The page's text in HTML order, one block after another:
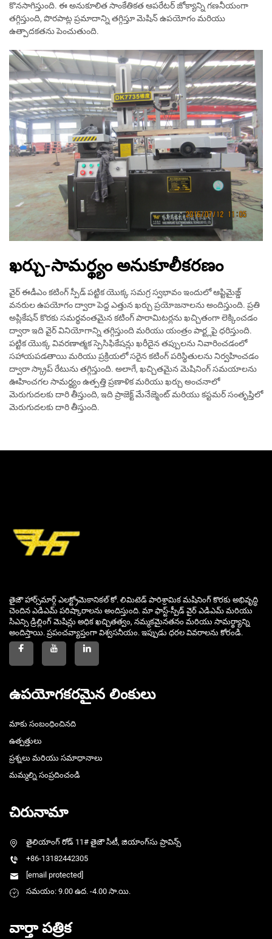
కొనసాగిస్తుంది. ఈ అనుకూలిత సాంకేతికత ఆపరేటర్ జోక్యాన్ని గణనీయంగా
తగ్గిస్తుంది, పొరపాట్ల ప్రమాదాన్ని తగ్గిస్తూ మెషిన్ ఉపయోగం మరియు
ఉత్పాదకతను పెంచుతుంది.
ఖర్చు-సామర్థ్యం అనుకూలీకరణం
వైర్ ఈడీఎం కటింగ్ స్పీడ్ పట్టిక యొక్క సమగ్ర స్వభావం ఇందులో ఆప్టిమైజ్డ్
వనరుల ఉపయోగం ద్వారా పెద్ద ఎత్తున ఖర్చు ప్రయోజనాలను అందిస్తుంది. ప్రతి
అప్లికేషన్ కొరకు సమర్థవంతమైన కటింగ్ పారామిటర్లను ఖచ్చితంగా లెక్కించడం
ద్వారా ఇది వైర్ వినియోగాన్ని తగ్గిస్తుంది మరియు యంత్రం పార్ట్లపై ధరిస్తుంది.
పట్టిక యొక్క వివరణాత్మక స్పెసిఫికేషన్లు ఖరీదైన తప్పులను నివారించడంలో
సహాయపడతాయి మరియు ప్రక్రియలో సరైన కటింగ్ పరిస్థితులను నిర్వహించడం
ద్వారా స్క్రాప్ రేటును తగ్గిస్తుంది. అలాగే, ఖచ్చితమైన మెషినింగ్ సమయాలను
ఊహించగల సామర్థ్యం ఉత్పత్తి ప్రణాళిక మరియు ఖర్చు అంచనాలో
మెరుగుదలకు దారి తీస్తుంది, ఇది ప్రాజెక్ట్ మేనేజ్మెంట్ మరియు కస్టమర్ సంతృప్తిలో
మెరుగుదలకు దారి తీస్తుంది.
తైజౌ హార్స్‌మార్గ్ ఎలక్ట్రోమెకానికల్ కో. లిమిటెడ్ పారిశ్రామిక మషినింగ్ కొరకు అభివృద్ధి
చెందిన ఎడిఎమ్ పరిష్కారాలను అందిస్తుంది. మా ఫాస్ట్-స్పీడ్ వైర్ ఎడిఎమ్ మరియు
సిఎన్సి డ్రిల్లింగ్ మెషిన్లు అధిక ఖచ్చితత్వం, నమ్మకమైనతనం మరియు సామర్థ్యాన్ని
అందిస్తాయి. ప్రపంచవ్యాప్తంగా విశ్వసనీయం. ఇప్పుడు ధరల వివరాలను కోరండి.
ఉపయోగకరమైన లింకులు
మాకు సంబంధించినది
ఉత్పత్తులు
ప్రశ్నలు మరియు సమాధానాలు
మమ్మల్ని సంప్రదించండి
చిరునామా
తైలియాంగ్ రోడ్ 11# తైజౌ సిటీ, జియాంగ్‌సు ప్రావిన్స్
+86-13182442305
[email protected]
సమయం: 9.00 ఉద. -4.00 సా.యి.
వార్తా పత్రిక